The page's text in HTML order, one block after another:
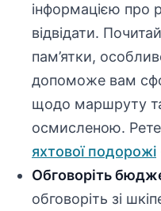
інформацією про
відвідати.
пам’ятки,
допоможе вам
щодо маршруту
осмисленою.
яхтової подорожі
Обговоріть
обговоріть зі